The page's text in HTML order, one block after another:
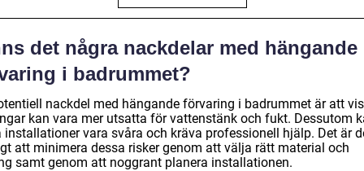
det några nackdelar med hängande
i badrummet?
nackdel med hängande förvaring i badrummet är att
kan vara mer utsatta för vattenstänk och fukt. Dessutom
installationer vara svåra och kräva professionell hjälp. Det är
att minimera dessa risker genom att välja rätt material och
samt genom att noggrant planera installationen.